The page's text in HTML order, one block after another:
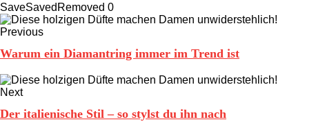
SaveSaved Removed 0
Previous
Warum ein Diamantring immer im Trend ist
Next
Der italienische Stil – so stylst du ihn nach